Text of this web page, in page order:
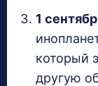
1
который
другую